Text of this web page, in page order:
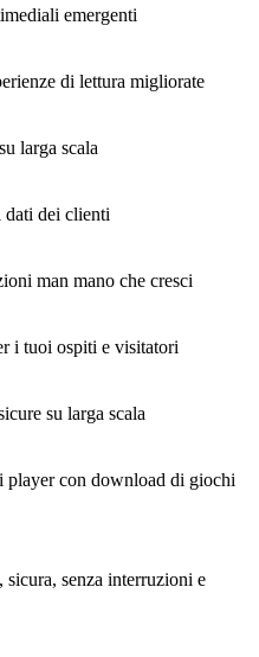
emergenti
di lettura migliorate
larga scala
dati dei clienti
man mano che cresci
i tuoi ospiti e visitatori
su larga scala
player con download di giochi
senza interruzioni e